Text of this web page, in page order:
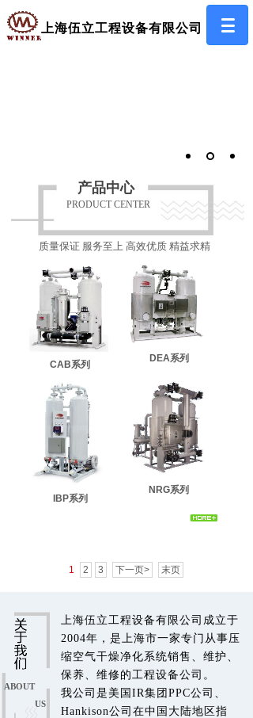
上海伍立工程设备有限公司
产品中心
PRODUCT CENTER
质量保证 服务至上 高效优质 精益求精
CAB系列
DEA系列
IBP系列
NRG系列
1 2 3 下一页> 末页
上海伍立工程设备有限公司成立于
2004年，是上海市一家专门从事压
缩空气干燥净化系统销售、维护、
保养、维修的工程设备公司。
我公司是美国IR集团PPC公司、
Hankison公司在中国大陆地区指
ABOUT
US